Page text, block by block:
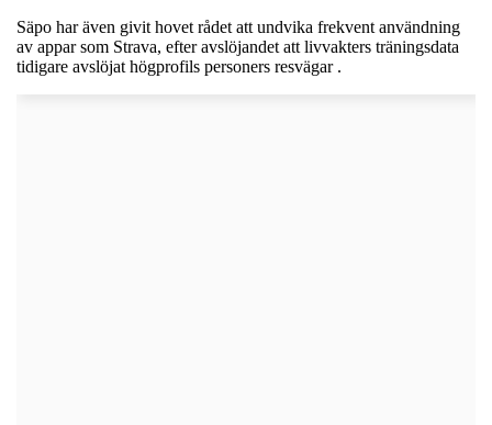
Säpo har även givit hovet rådet att undvika frekvent användning
av appar som Strava, efter avslöjandet att livvakters träningsdata
tidigare avslöjat högprofils personers resvägar .